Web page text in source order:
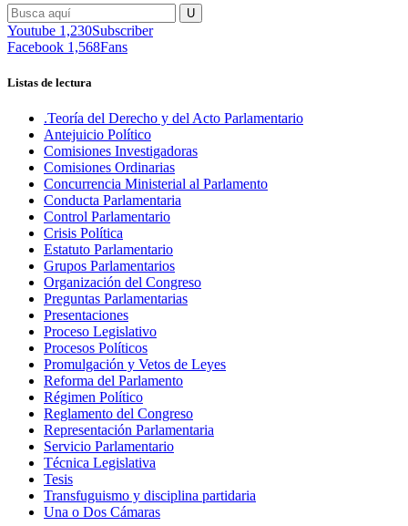
Youtube 1,230Subscriber
Facebook 1,568Fans
Listas de lectura
.Teoría del Derecho y del Acto Parlamentario
Antejuicio Político
Comisiones Investigadoras
Comisiones Ordinarias
Concurrencia Ministerial al Parlamento
Conducta Parlamentaria
Control Parlamentario
Crisis Política
Estatuto Parlamentario
Grupos Parlamentarios
Organización del Congreso
Preguntas Parlamentarias
Presentaciones
Proceso Legislativo
Procesos Políticos
Promulgación y Vetos de Leyes
Reforma del Parlamento
Régimen Político
Reglamento del Congreso
Representación Parlamentaria
Servicio Parlamentario
Técnica Legislativa
Tesis
Transfuguismo y disciplina partidaria
Una o Dos Cámaras